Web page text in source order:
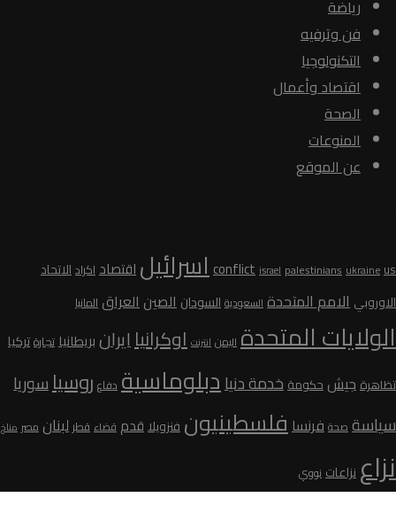
رياضة
فن وترفيه
التكنولوجيا
اقتصاد وأعمال
الصحة
المنوعات
عن الموقع
conflict israel palestiniansukraineus اسرائيلاقتصاداكرادالاتحاد
الاوروبي الامم المتحدةالسعوديةالسودانالصينالعراق المانيا
الولايات المتحدةاليمن انترنت اوكرانياايرانبريطانياتجارةتركيا
تظاهرةجيش حكومةخدمة دنيادبلوماسيةدفاع روسياسوريا
سياسةصحةفرنسافلسطينيون فنزويلاقدم قضاءقطرلبنان مصر مناخ
نزاعنزاعاتنووي